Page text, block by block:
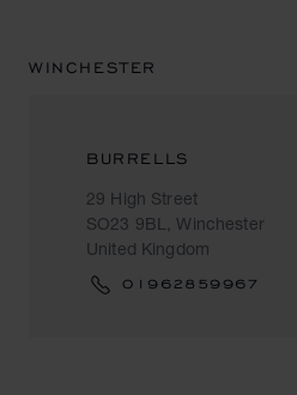
WINCHESTER
BURRELLS
29 High Street
SO23 9BL, Winchester
United Kingdom
01962859967